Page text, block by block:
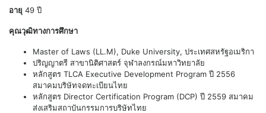
อายุ 49 ปี
คุณวุฒิทางการศึกษา
Master of Laws (LL.M), Duke University, ประเทศสหรัฐอเมริกา
ปริญญาตรี สาขานิติศาสตร์ จุฬาลงกรณ์มหาวิทยาลัย
หลักสูตร TLCA Executive Development Program ปี 2556
สมาคมบริษัทจดทะเบียนไทย
หลักสูตร Director Certification Program (DCP) ปี 2559 สมาคม
ส่งเสริมสถาบันกรรมการบริษัทไทย